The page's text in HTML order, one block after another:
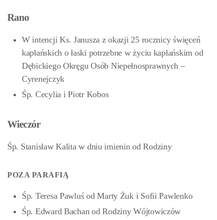
Rano
W intencji Ks. Janusza z okazji 25 rocznicy święceń
kapłańskich o łaski potrzebne w życiu kapłańskim od
Dębickiego Okręgu Osób Niepełnosprawnych –
Cyrenejczyk
Śp. Cecylia i Piotr Kobos
Wieczór
Śp. Stanisław Kalita w dniu imienin od Rodziny
POZA PARAFIĄ
Śp. Teresa Pawluś od Marty Żuk i Sofii Pawlenko
Śp. Edward Bachan od Rodziny Wójtowiczów